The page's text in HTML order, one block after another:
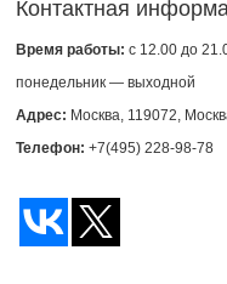
Контактная
Время работы: с 12.00 до
понедельник — выходной
Адрес: Москва, 119072,
Телефон: +7(495) 228-98-78